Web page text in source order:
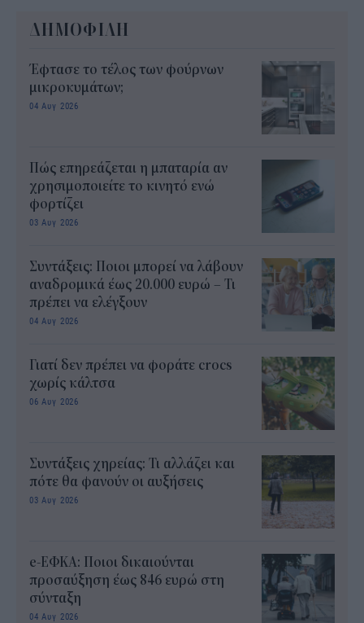
ΔΗΜΟΦΙΛΗ
Έφτασε το τέλος των φούρνων
μικροκυμάτων;
04 Αυγ 2026
Πώς επηρεάζεται η μπαταρία αν
χρησιμοποιείτε το κινητό ενώ
φορτίζει
03 Αυγ 2026
Συντάξεις: Ποιοι μπορεί να λάβουν
αναδρομικά έως 20.000 ευρώ – Τι
πρέπει να ελέγξουν
04 Αυγ 2026
Γιατί δεν πρέπει να φοράτε crocs
χωρίς κάλτσα
06 Αυγ 2026
Συντάξεις χηρείας: Τι αλλάζει και
πότε θα φανούν οι αυξήσεις
03 Αυγ 2026
e-ΕΦΚΑ: Ποιοι δικαιούνται
προσαύξηση έως 846 ευρώ στη
σύνταξη
04 Αυγ 2026